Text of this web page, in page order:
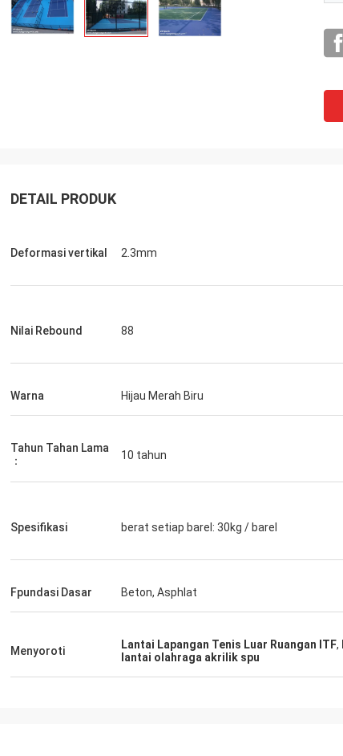
dipercaya, Menyediakan produk dan
DETAIL PRODUK
Deformasi vertikal 2.3mm
Nilai Rebound 88
Warna Hijau Merah Biru
Tahun Tahan Lama
：
10 tahun
Spesifikasi berat setiap barel: 30kg / barel
Fpundasi Dasar Beton, Asphlat
Menyoroti Lantai Lapangan Tenis Luar Ruangan ITF,
lantai olahraga akrilik spu